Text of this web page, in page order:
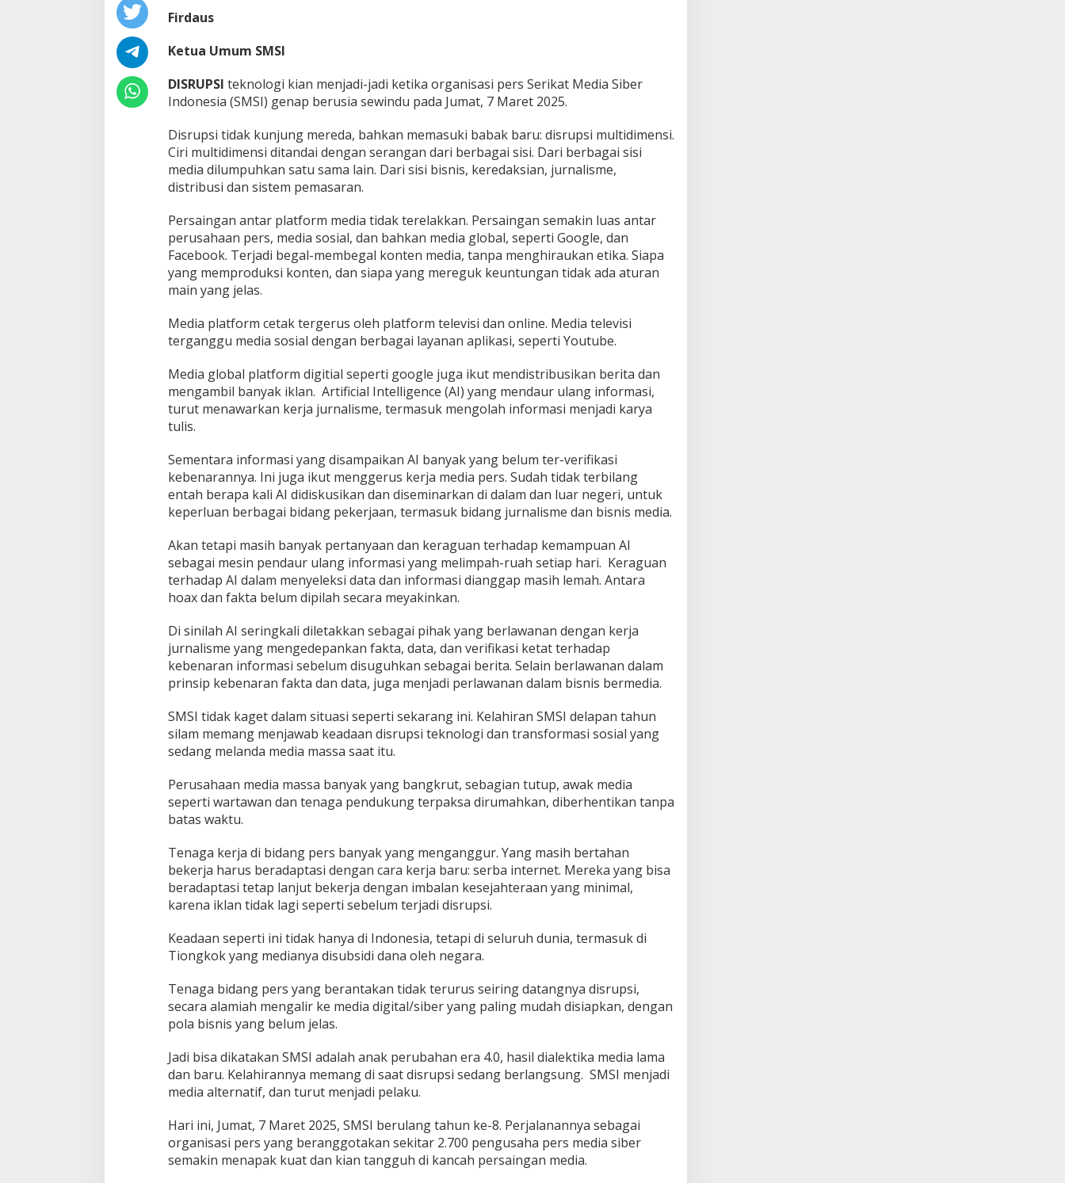
Firdaus
Ketua Umum SMSI
DISRUPSI teknologi kian menjadi-jadi ketika organisasi pers Serikat Media Siber
Indonesia (SMSI) genap berusia sewindu pada Jumat, 7 Maret 2025.
Disrupsi tidak kunjung mereda, bahkan memasuki babak baru: disrupsi multidimensi.
Ciri multidimensi ditandai dengan serangan dari berbagai sisi. Dari berbagai sisi
media dilumpuhkan satu sama lain. Dari sisi bisnis, keredaksian, jurnalisme,
distribusi dan sistem pemasaran.
Persaingan antar platform media tidak terelakkan. Persaingan semakin luas antar
perusahaan pers, media sosial, dan bahkan media global, seperti Google, dan
Facebook. Terjadi begal-membegal konten media, tanpa menghiraukan etika. Siapa
yang memproduksi konten, dan siapa yang mereguk keuntungan tidak ada aturan
main yang jelas.
Media platform cetak tergerus oleh platform televisi dan online. Media televisi
terganggu media sosial dengan berbagai layanan aplikasi, seperti Youtube.
Media global platform digitial seperti google juga ikut mendistribusikan berita dan
mengambil banyak iklan. Artificial Intelligence (AI) yang mendaur ulang informasi,
turut menawarkan kerja jurnalisme, termasuk mengolah informasi menjadi karya
tulis.
Sementara informasi yang disampaikan AI banyak yang belum ter-verifikasi
kebenarannya. Ini juga ikut menggerus kerja media pers. Sudah tidak terbilang
entah berapa kali AI didiskusikan dan diseminarkan di dalam dan luar negeri, untuk
keperluan berbagai bidang pekerjaan, termasuk bidang jurnalisme dan bisnis media.
Akan tetapi masih banyak pertanyaan dan keraguan terhadap kemampuan AI
sebagai mesin pendaur ulang informasi yang melimpah-ruah setiap hari. Keraguan
terhadap AI dalam menyeleksi data dan informasi dianggap masih lemah. Antara
hoax dan fakta belum dipilah secara meyakinkan.
Di sinilah AI seringkali diletakkan sebagai pihak yang berlawanan dengan kerja
jurnalisme yang mengedepankan fakta, data, dan verifikasi ketat terhadap
kebenaran informasi sebelum disuguhkan sebagai berita. Selain berlawanan dalam
prinsip kebenaran fakta dan data, juga menjadi perlawanan dalam bisnis bermedia.
SMSI tidak kaget dalam situasi seperti sekarang ini. Kelahiran SMSI delapan tahun
silam memang menjawab keadaan disrupsi teknologi dan transformasi sosial yang
sedang melanda media massa saat itu.
Perusahaan media massa banyak yang bangkrut, sebagian tutup, awak media
seperti wartawan dan tenaga pendukung terpaksa dirumahkan, diberhentikan tanpa
batas waktu.
Tenaga kerja di bidang pers banyak yang menganggur. Yang masih bertahan
bekerja harus beradaptasi dengan cara kerja baru: serba internet. Mereka yang bisa
beradaptasi tetap lanjut bekerja dengan imbalan kesejahteraan yang minimal,
karena iklan tidak lagi seperti sebelum terjadi disrupsi.
Keadaan seperti ini tidak hanya di Indonesia, tetapi di seluruh dunia, termasuk di
Tiongkok yang medianya disubsidi dana oleh negara.
Tenaga bidang pers yang berantakan tidak terurus seiring datangnya disrupsi,
secara alamiah mengalir ke media digital/siber yang paling mudah disiapkan, dengan
pola bisnis yang belum jelas.
Jadi bisa dikatakan SMSI adalah anak perubahan era 4.0, hasil dialektika media lama
dan baru. Kelahirannya memang di saat disrupsi sedang berlangsung. SMSI menjadi
media alternatif, dan turut menjadi pelaku.
Hari ini, Jumat, 7 Maret 2025, SMSI berulang tahun ke-8. Perjalanannya sebagai
organisasi pers yang beranggotakan sekitar 2.700 pengusaha pers media siber
semakin menapak kuat dan kian tangguh di kancah persaingan media.